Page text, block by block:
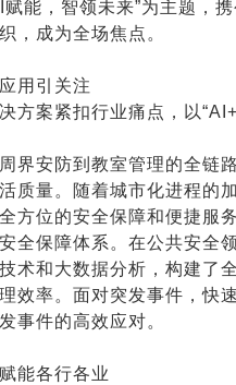
能，智领未来”为主题，
，成为全场焦点。
用引关注
方案紧扣行业痛点，以
界安防到教室管理的全链
质量。随着城市化进程的
方位的安全保障和便捷服务
全保障体系。在公共安全
术和大数据分析，构建了
效率。面对突发事件，快
事件的高效应对。
能各行各业